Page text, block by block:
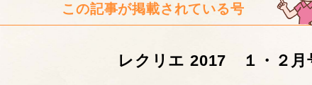
この記事が掲載されている号
レクリエ 2017 １・２月